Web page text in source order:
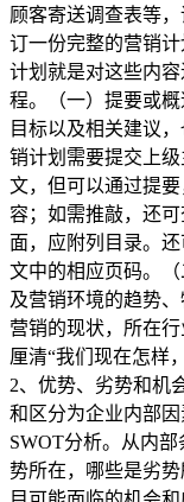
顾客寄送调查表等
订一份完整的营销
计划就是对这些内
程。（一）提要或
目标以及相关建议
销计划需要提交上
文，但可以通过提
容；如需推敲，还
面，应附列目录。
文中的相应页码。
及营销环境的趋势
营销的现状，所在
厘清“我们现在怎样
2、优势、劣势和机
和区分为企业内部
SWOT分析。从内
势所在，哪些是劣